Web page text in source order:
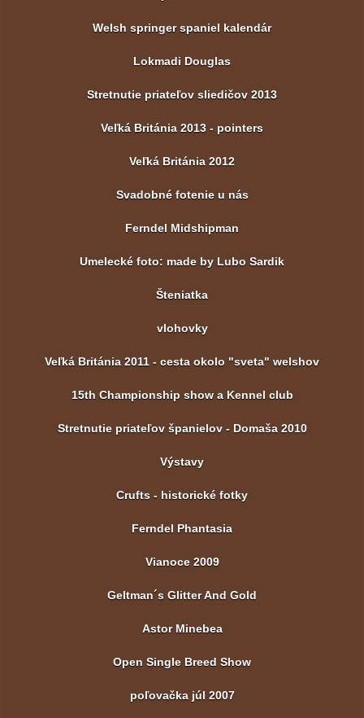
Welsh springer spaniel kalendár
Lokmadi Douglas
Stretnutie priateľov sliedičov 2013
Veľká Británia 2013 - pointers
Veľká Británia 2012
Svadobné fotenie u nás
Ferndel Midshipman
Umelecké foto: made by Lubo Sardik
Šteniatka
vlohovky
Veľká Británia 2011 - cesta okolo "sveta" welshov
15th Championship show a Kennel club
Stretnutie priateľov španielov - Domaša 2010
Výstavy
Crufts - historické fotky
Ferndel Phantasia
Vianoce 2009
Geltman´s Glitter And Gold
Astor Minebea
Open Single Breed Show
poľovačka júl 2007